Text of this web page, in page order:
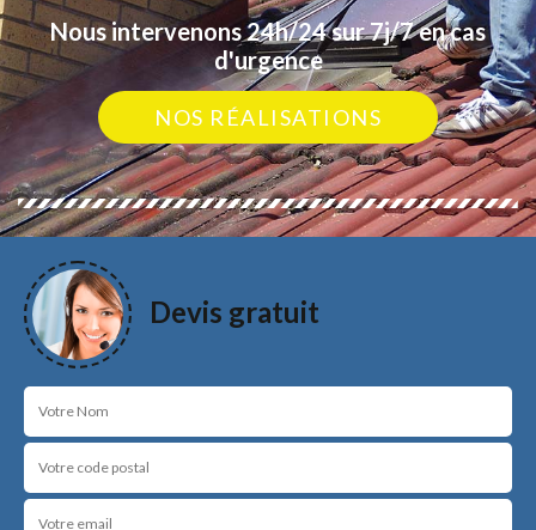
Nous intervenons 24h/24 sur 7j/7 en cas
d'urgence
NOS RÉALISATIONS
Devis gratuit